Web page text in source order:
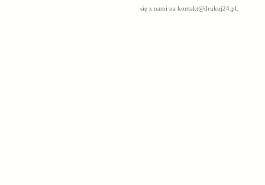
się z nami na kontakt@drukuj24.pl